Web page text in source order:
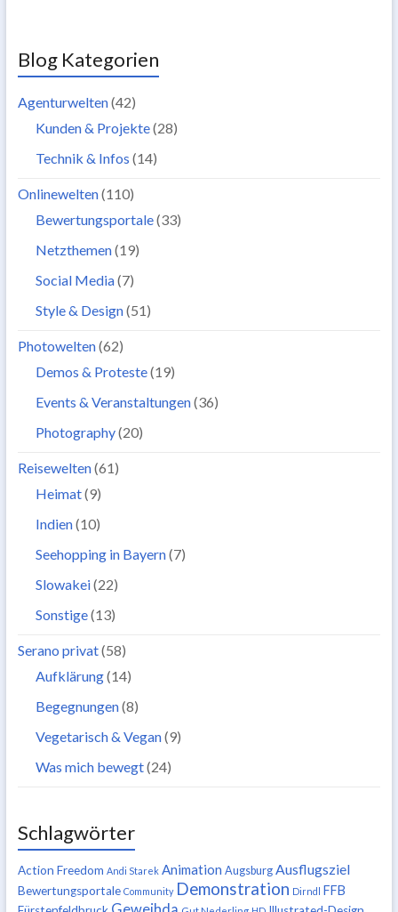
Blog Kategorien
Agenturwelten(42)
Kunden & Projekte(28)
Technik & Infos (14)
Onlinewelten(110)
Bewertungsportale(33)
Netzthemen(19)
Social Media(7)
Style & Design(51)
Photowelten(62)
Demos & Proteste(19)
Events & Veranstaltungen(36)
Photography(20)
Reisewelten(61)
Heimat(9)
Indien(10)
Seehopping in Bayern(7)
Slowakei(22)
Sonstige(13)
Serano privat(58)
Aufklärung(14)
Begegnungen(8)
Vegetarisch & Vegan(9)
Was mich bewegt(24)
Schlagwörter
Action Freedom Andi Starek Animation Augsburg Ausflugsziel
Bewertungsportale Community Demonstration Dirndl FFB